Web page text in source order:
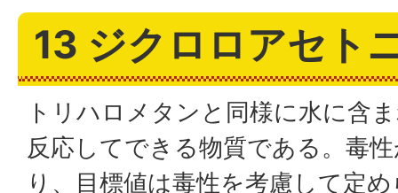
13 ジクロロアセト
トリハロメタンと同様に水に含
反応してできる物質である。毒
り、目標値は毒性を考慮して定